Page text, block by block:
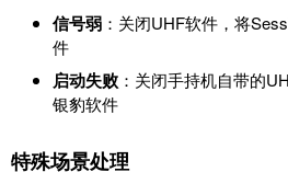
信号弱 ：关闭UHF软件，将
件
启动失败 ：关闭手持机自带的
银豹软件
特殊场景处理